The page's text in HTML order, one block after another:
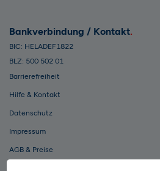
Bankverbindung / Kontakt
BIC: HELADEF1822
BLZ: 500 502 01
Barrierefreiheit
Hilfe & Kontakt
Datenschutz
Impressum
AGB & Preise